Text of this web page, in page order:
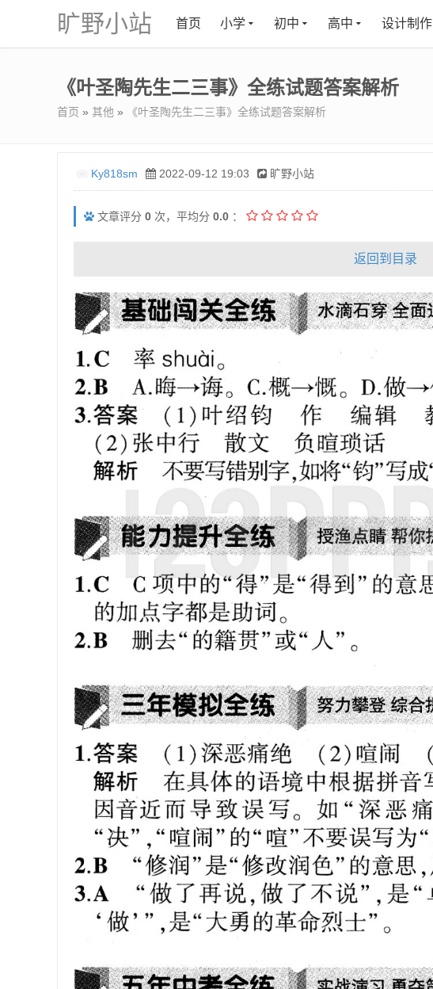
旷野小站 首页 小学 初中 高中 设计制作
《叶圣陶先生二三事》全练试题答案解析
首页 » 其他 » 《叶圣陶先生二三事》全练试题答案解析
Ky818sm 2022-09-12 19:03 旷野小站
文章评分 0 次，平均分 0.0 ：
返回到目录